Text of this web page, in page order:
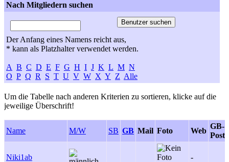
Nach Mitgliedern suchen
Der Anfang eines Namens reicht aus,
* kann als Platzhalter verwendet werden.
A B C D E F G H I J K L M N
O P Q R S T U V W X Y Z Alle
Um die Tabelle nach anderen Kriterien zu sortieren, klicke auf die
jeweilige Überschrift!
Name M/W SB GB Mail Foto Web
GB-
Posts
Niki1ab -